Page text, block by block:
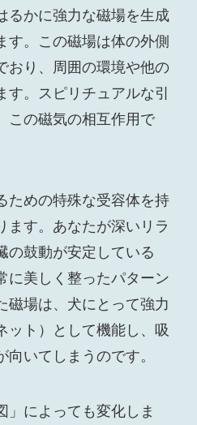
るかに強力な磁場を生成
す。この磁場は体の外側
おり、周囲の環境や他の
。スピリチュアルな引
この磁気の相互作用で
ための特殊な受容体を持
ます。あなたが深いリラ
の鼓動が安定している
に美しく整ったパターン
磁場は、犬にとって強力
ット）として機能し、吸
いてしまうのです。
」によっても変化しま